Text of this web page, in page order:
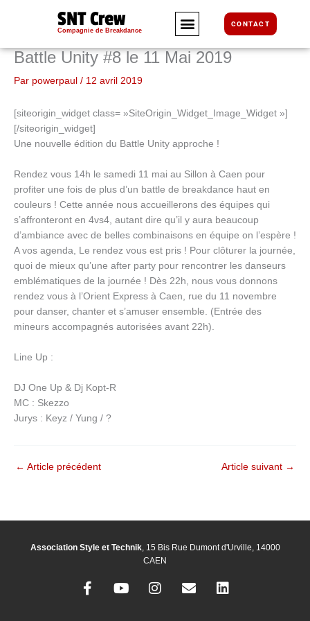
SNT Crew
Compagnie de Breakdance
CONTACT
Battle Unity #8 le 11 Mai 2019
Par powerpaul / 12 avril 2019
[siteorigin_widget class= »SiteOrigin_Widget_Image_Widget »]
[/siteorigin_widget]
Une nouvelle édition du Battle Unity approche !
Rendez vous 14h le samedi 11 mai au Sillon à Caen pour
profiter une fois de plus d’un battle de breakdance haut en
couleurs ! Cette année nous accueillerons des équipes qui
s’affronteront en 4vs4, autant dire qu’il y aura beaucoup
d’ambiance avec de belles combinaisons en équipe on l’espère !
A vos agenda, Le rendez vous est pris ! Pour clôturer la journée,
quoi de mieux qu’une after party pour rencontrer les danseurs
emblématiques de la journée ! Dès 22h, nous vous donnons
rendez vous à l’Orient Express à Caen, rue du 11 novembre
pour danser, chanter et s’amuser ensemble. (Entrée des
mineurs accompagnés autorisées avant 22h).
Line Up :
DJ One Up & Dj Kopt-R
MC : Skezzo
Jurys : Keyz / Yung / ?
← Article précédent Article suivant →
Association Style et Technik, 15 Bis Rue Dumont d'Urville, 14000
CAEN
F
Y
I
E
L